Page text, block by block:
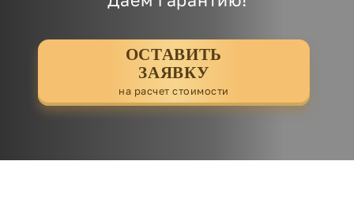
ОСТАВИТЬ
ЗАЯВКУ
на расчет стоимости